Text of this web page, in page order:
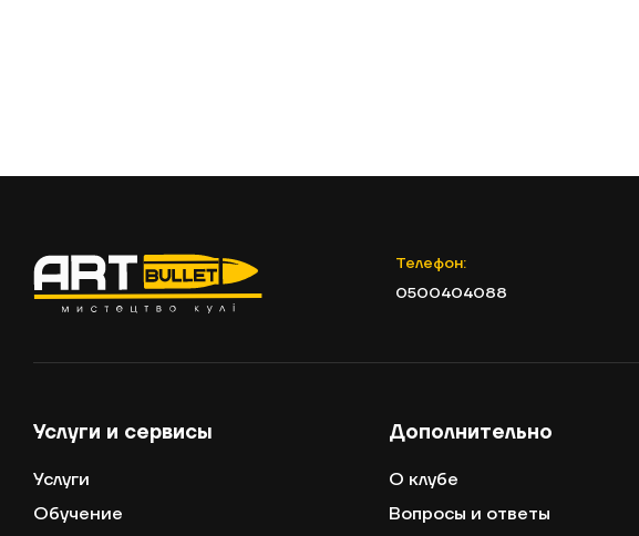
Телефон:
0500404088
Услуги и сервисы
Услуги
Обучение
Дополнительно
О клубе
Вопросы и ответы